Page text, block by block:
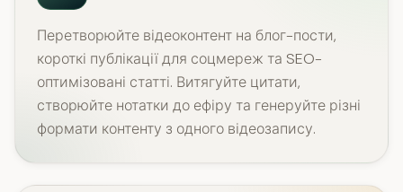
Перетворюйте відеоконтент на блог-пости,
короткі публікації для соцмереж та SEO-
оптимізовані статті. Витягуйте цитати,
створюйте нотатки до ефіру та генеруйте різні
формати контенту з одного відеозапису.